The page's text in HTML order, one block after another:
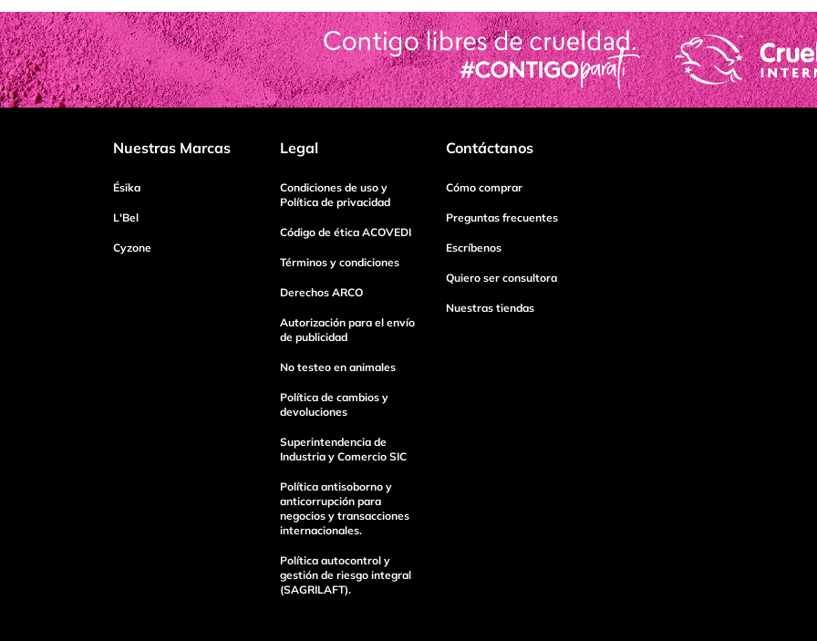
Agregar comentario
Título
Tu nombre
Dirección de email
enviar comentario
Nuestras Marcas
Ésika
L'Bel
Cyzone
Legal
Condiciones de uso y
Política de privacidad
Código de ética ACOVEDI
Términos y condiciones
Derechos ARCO
Autorización para el envío
de publicidad
No testeo en animales
Política de cambios y
devoluciones
Superintendencia de
Industria y Comercio SIC
Política antisoborno y
anticorrupción para
negocios y transacciones
internacionales.
Política autocontrol y
gestión de riesgo integral
(SAGRILAFT).
Contáctanos
Cómo comprar
Preguntas frecuentes
Escríbenos
Quiero ser consultora
Nuestras tiendas